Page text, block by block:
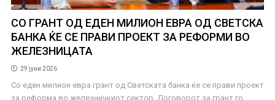
СО ГРАНТ ОД ЕДЕН МИЛИОН ЕВРА ОД СВЕТСКА
БАНКА ЌЕ СЕ ПРАВИ ПРОЕКТ ЗА РЕФОРМИ ВО
ЖЕЛЕЗНИЦАТА
29 јуни 2026
Со еден милион евра грант од Светската банка ќе се прави проект
за реформа во железничкиот сектор. Договорот за грант го